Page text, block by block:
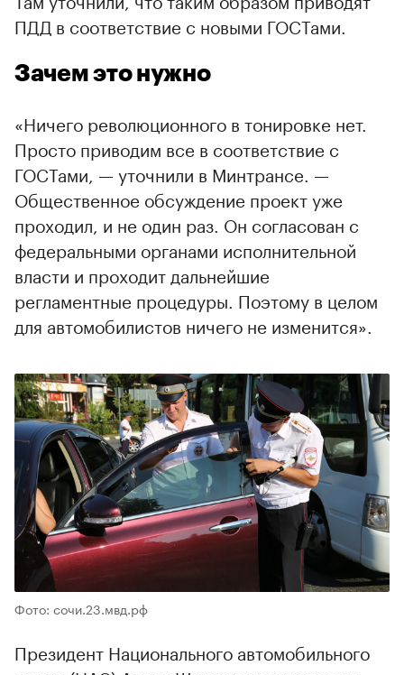
ПДД в соответствие с новыми ГОСТами.
Зачем это нужно
«Ничего революционного в тонировке нет.
Просто приводим все в соответствие с
ГОСТами, — уточнили в Минтрансе. —
Общественное обсуждение проект уже
проходил, и не один раз. Он согласован с
федеральными органами исполнительной
власти и проходит дальнейшие
регламентные процедуры. Поэтому в целом
для автомобилистов ничего не изменится».
Фото: сочи.23.мвд.рф
Президент Национального автомобильного